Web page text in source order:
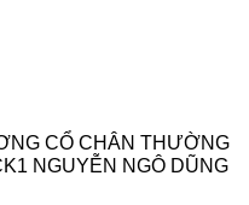
CỔ CHÂN THƯỜNG
NGUYỄN NGÔ DŨNG